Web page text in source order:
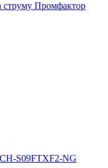
струму Промфактор